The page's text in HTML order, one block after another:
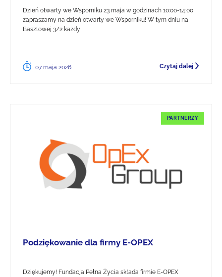
Dzień otwarty we Wsporniku 23 maja w godzinach 10:00-14:00
zapraszamy na dzień otwarty we Wsporniku! W tym dniu na
Basztowej 3/2 każdy
07 maja 2026 Czytaj dalej
PARTNERZY
Podziękowanie dla firmy E-OPEX
Dziękujemy! Fundacja Pełna Życia składa firmie E-OPEX